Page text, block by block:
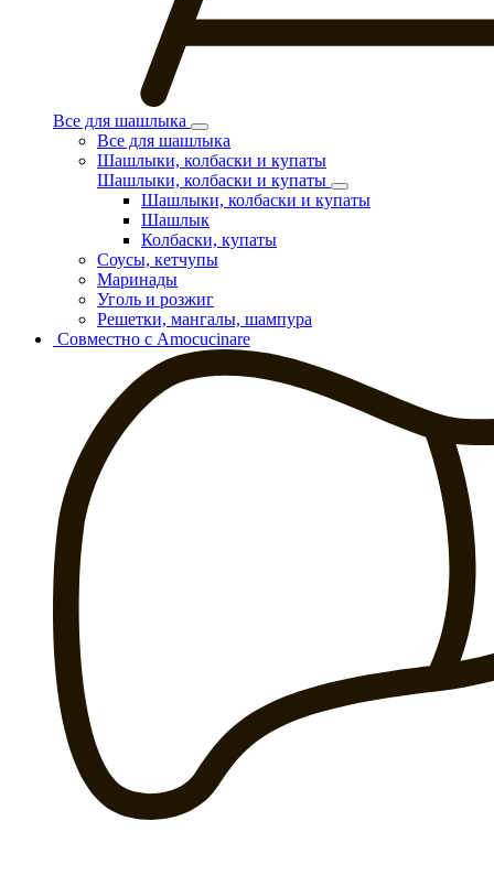
Все для шашлыка
Все для шашлыка
Шашлыки, колбаски и купаты
Шашлыки, колбаски и купаты
Шашлыки, колбаски и купаты
Шашлык
Колбаски, купаты
Соусы, кетчупы
Маринады
Уголь и розжиг
Решетки, мангалы, шампура
Совместно с Amocucinare